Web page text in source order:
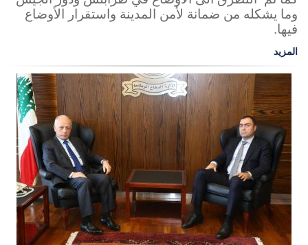
وما يشكله من ضمانة لأمن المدينة واستقرار الأوضاع
فيها.
المزيد